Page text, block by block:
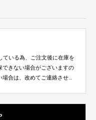
ている為、ご注文後に在庫を
きない場合がございますの
合は、改めてご連絡させて